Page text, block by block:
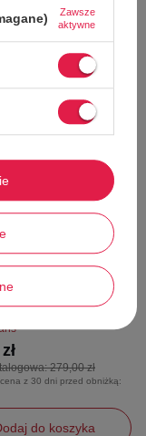
M
Pepe Jeans Dua
przeźroczyte żółte
279,00 zł
z 30 dni przed obniżką:
do koszyka
Zawsze
aktywne